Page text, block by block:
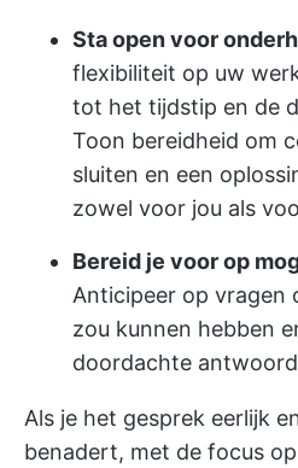
Sta open voor
flexibiliteit op uw
tot het tijdstip en de
Toon bereidheid om
sluiten en een
zowel voor jou als
Bereid je voor op
Anticipeer op vragen
zou kunnen hebben
doordachte
Als je het gesprek eerlijk
benadert, met de focus